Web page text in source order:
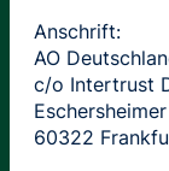
Anschrift:
AO
c/o Intertrust
60322